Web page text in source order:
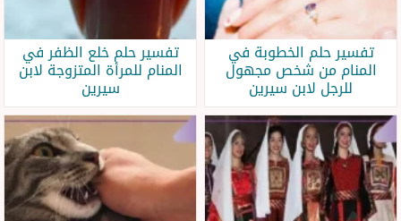
تفسير حلم الخطوبة في
المنام من شخص مجهول
للرجل لابن سيرين
تفسير حلم خلع الظفر في
المنام للمرأة المتزوجة لابن
سيرين